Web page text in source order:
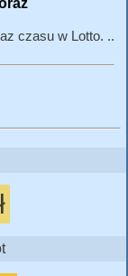
czasu w Lotto. ..